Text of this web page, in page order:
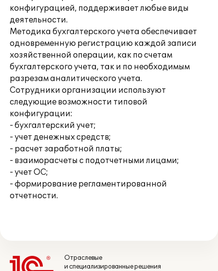
конфигурацией, поддерживает любые виды
деятельности.
Методика бухгалтерского учета обеспечивает
одновременную регистрацию каждой записи
хозяйственной операции, как по счетам
бухгалтерского учета, так и по необходимым
разрезам аналитического учета.
Сотрудники организации используют
следующие возможности типовой
конфигурации:
- бухгалтерский учет;
- учет денежных средств;
- расчет заработной платы;
- взаиморасчеты с подотчетными лицами;
- учет ОС;
- формирование регламентированной
отчетности.
Отраслевые
и специализированные решения